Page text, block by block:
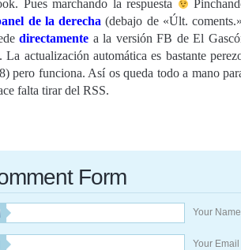
Pues marchando la respuesta
de la derecha (debajo de «Últ.
directamente a la versión FB de El
La actualización automática es bastante
pero funciona. Así os queda todo a mano
falta tirar del RSS.
Form
Your
Your Email